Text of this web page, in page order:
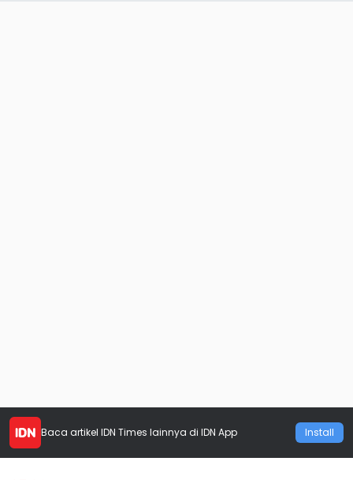
Baca artikel IDN Times lainnya di IDN App Install